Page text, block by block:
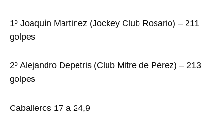
1º Joaquín Martinez (Jockey Club Rosario) – 211
golpes
2º Alejandro Depetris (Club Mitre de Pérez) – 213
golpes
Caballeros 17 a 24,9